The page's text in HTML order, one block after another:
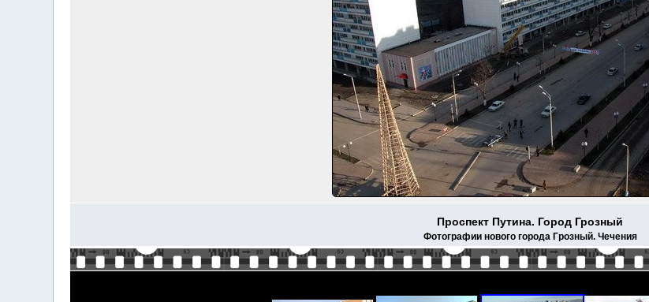
Проспект Путина. Город Грозный
Фотографии нового города Грозный. Чечения